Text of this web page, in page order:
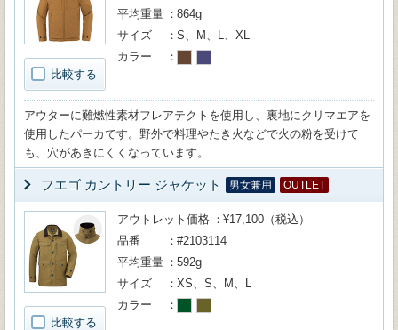
比較する
平均重量
864g
サイズ
S、M、L、XL
カラー
アウターに難燃性素材フレアテクトを使用し、裏地にクリマエアを
使用したパーカです。野外で料理やたき火などで火の粉を受けて
も、穴があきにくくなっています。
フエゴ カントリー ジャケット 男女兼用 OUTLET
比較する
アウトレット価格
¥17,100（税込）
品番
#2103114
平均重量
592g
サイズ
XS、S、M、L
カラー